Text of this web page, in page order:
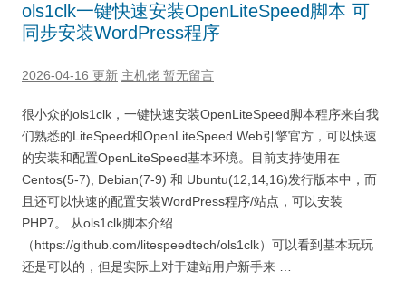
ols1clk一键快速安装OpenLiteSpeed脚本 可
同步安装WordPress程序
2026-04-16 更新 主机佬 暂无留言
很小众的ols1clk，一键快速安装OpenLiteSpeed脚本程序来自我
们熟悉的LiteSpeed和OpenLiteSpeed Web引擎官方，可以快速
的安装和配置OpenLiteSpeed基本环境。目前支持使用在
Centos(5-7), Debian(7-9) 和 Ubuntu(12,14,16)发行版本中，而
且还可以快速的配置安装WordPress程序/站点，可以安装
PHP7。 从ols1clk脚本介绍
（https://github.com/litespeedtech/ols1clk）可以看到基本玩玩
还是可以的，但是实际上对于建站用户新手来 …